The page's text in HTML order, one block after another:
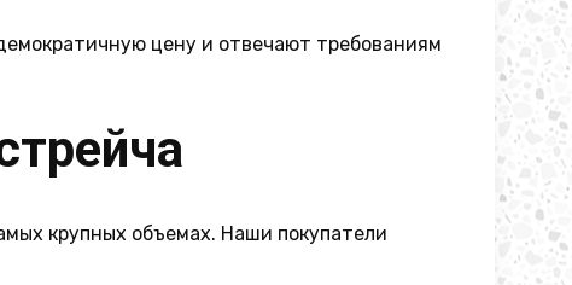
цену и отвечают требованиям
крупных объемах. Наши покупатели